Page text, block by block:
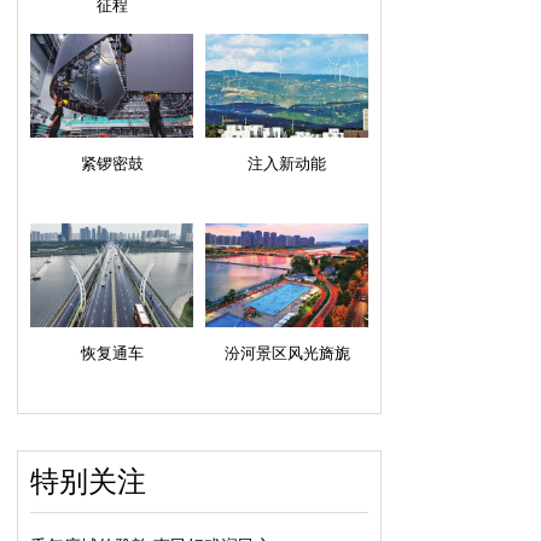
征程
紧锣密鼓 注入新动能
恢复通车 汾河景区风光旖旎
特别关注